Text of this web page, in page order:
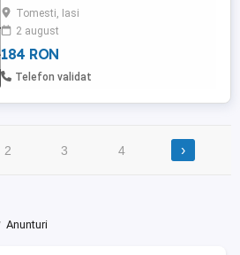
pentru 3523, toată actele in regula. Pe
teren se afla livada neîngrijita, are
înclinație mica, perfecta pentru construit,
apa de Apavital cu apometru pe teren,
asfalt, gaz, curent,canalizare la poarta.
Tomesti, Iasi
2 august
184 RON
Telefon validat
2 3 4 ›
Anunturi